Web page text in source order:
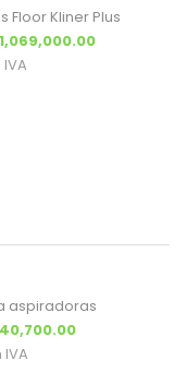
Floor Kliner Plus
precio original era:
1,069,000.00
IVA
aspiradoras
original era:
IVA